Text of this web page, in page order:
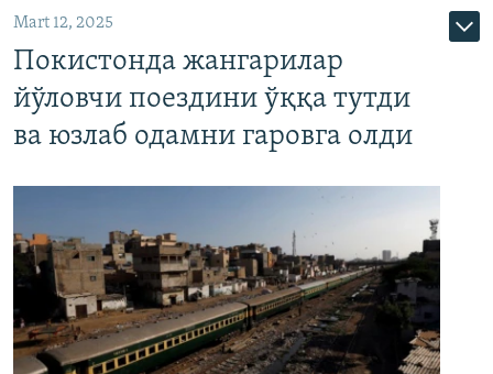
Mart 12, 2025
Покистонда жангарилар
йўловчи поездини ўққа тутди
ва юзлаб одамни гаровга олди